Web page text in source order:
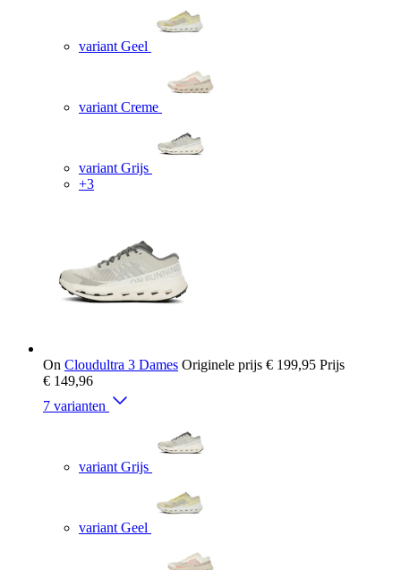
variant Geel
variant Creme
variant Grijs
+3
On Cloudultra 3 Dames Originele prijs € 199,95 Prijs
€ 149,96
7 varianten
variant Grijs
variant Geel